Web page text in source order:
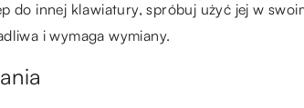
do innej klawiatury, spróbuj użyć jej w
i wymaga wymiany.